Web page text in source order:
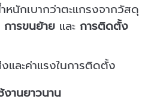
หนักเบากว่าตะแกรงจากวัสดุ
การขนย้าย และ การติดตั้ง
ละค่าแรงในการติดตั้ง
งานยาวนาน